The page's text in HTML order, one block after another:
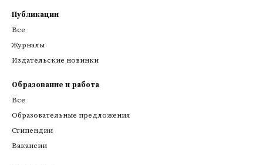
Публикации
Все
Журналы
Издательские новинки
Образование и работа
Все
Образовательные предложения
Стипендии
Вакансии